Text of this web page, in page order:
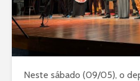
Neste sábado (09/05), o